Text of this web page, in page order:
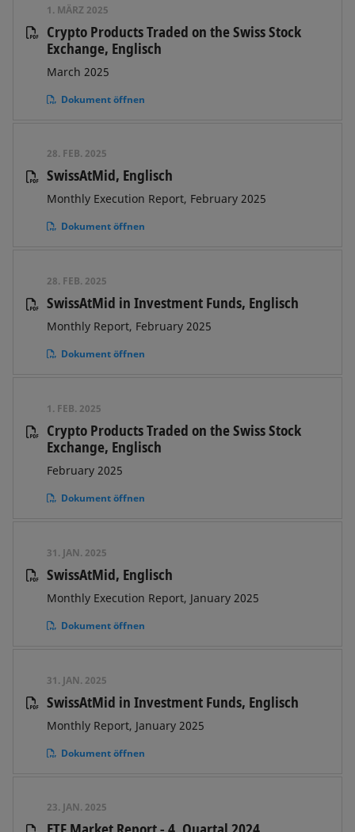
1. MÄRZ 2025
Crypto Products Traded on the Swiss Stock
Exchange, Englisch
March 2025
Dokument öffnen
28. FEB. 2025
SwissAtMid, Englisch
Monthly Execution Report, February 2025
Dokument öffnen
28. FEB. 2025
SwissAtMid in Investment Funds, Englisch
Monthly Report, February 2025
Dokument öffnen
1. FEB. 2025
Crypto Products Traded on the Swiss Stock
Exchange, Englisch
February 2025
Dokument öffnen
31. JAN. 2025
SwissAtMid, Englisch
Monthly Execution Report, January 2025
Dokument öffnen
31. JAN. 2025
SwissAtMid in Investment Funds, Englisch
Monthly Report, January 2025
Dokument öffnen
23. JAN. 2025